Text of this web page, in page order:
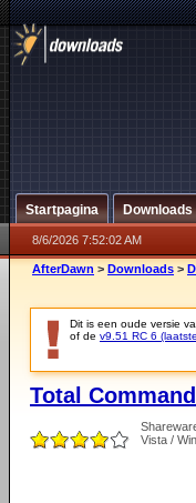
Startpagina Downloads
8/6/2026 7:52:02 AM
AfterDawn > Downloads >
Dit is een oude versie
of de v9.51 RC 6
Total
Vista /